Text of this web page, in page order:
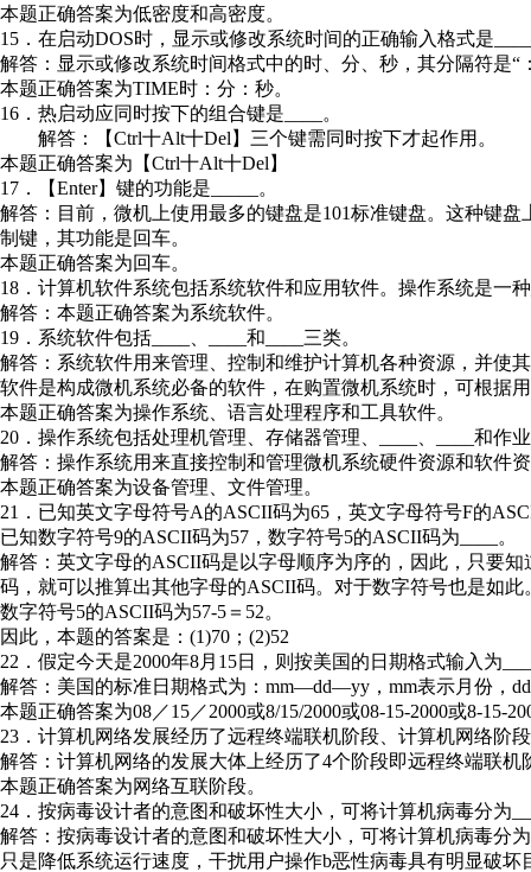
本题正确答案为低密度和高密度。
15．在启动DOS时，显示或修改系统时间的正确输入格式是
解答：显示或修改系统时间格式中的时、分、秒，其分隔符是“
本题正确答案为TIME时：分：秒。
16．热启动应同时按下的组合键是____。
解答：【Ctrl十Alt十Del】三个键需同时按下才起作用。
本题正确答案为【Ctrl十Alt十Del】
17．【Enter】键的功能是_____。
解答：目前，微机上使用最多的键盘是101标准键盘。这种键
制键，其功能是回车。
本题正确答案为回车。
18．计算机软件系统包括系统软件和应用软件。操作系统是一
解答：本题正确答案为系统软件。
19．系统软件包括____、____和____三类。
解答：系统软件用来管理、控制和维护计算机各种资源，并使
软件是构成微机系统必备的软件，在购置微机系统时，可根据
本题正确答案为操作系统、语言处理程序和工具软件。
20．操作系统包括处理机管理、存储器管理、____、____和作
解答：操作系统用来直接控制和管理微机系统硬件资源和软件
本题正确答案为设备管理、文件管理。
21．已知英文字母符号A的ASCII码为65，英文字母符号F的
已知数字符号9的ASCII码为57，数字符号5的ASCII码为____。
解答：英文字母的ASCII码是以字母顺序为序的，因此，只要
码，就可以推算出其他字母的ASCII码。对于数字符号也是如
数字符号5的ASCII码为57-5＝52。
因此，本题的答案是：(1)70；(2)52
22．假定今天是2000年8月15日，则按美国的日期格式输入为
解答：美国的标准日期格式为：mm—dd—yy，mm表示月份，
本题正确答案为08／15／2000或8/15/2000或08-15-2000或8-15-
23．计算机网络发展经历了远程终端联机阶段、计算机网络阶
解答：计算机网络的发展大体上经历了4个阶段即远程终端联
本题正确答案为网络互联阶段。
24．按病毒设计者的意图和破坏性大小，可将计算机病毒分为
解答：按病毒设计者的意图和破坏性大小，可将计算机病毒分
只是降低系统运行速度，干扰用户操作b恶性病毒具有明显破